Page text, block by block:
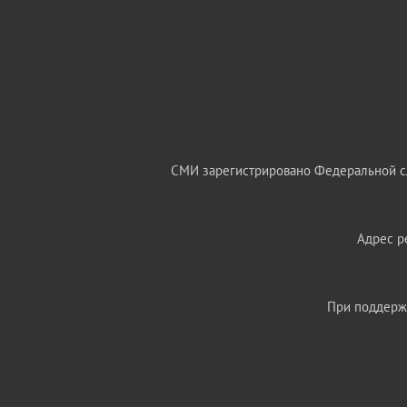
СМИ зарегистрировано Федеральной
Адрес
При